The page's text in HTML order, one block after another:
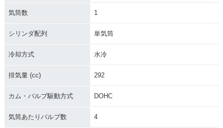
気筒数 1
シリンダ配列 単気筒
冷却方式 水冷
排気量 (cc) 292
カム・バルブ駆動方式 DOHC
気筒あたりバルブ数 4